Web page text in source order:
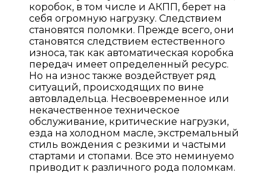
коробок, в том числе и АКПП, берет на
себя огромную нагрузку. Следствием
становятся поломки. Прежде всего, они
становятся следствием естественного
износа, так как автоматическая коробка
передач имеет определенный ресурс.
Но на износ также воздействует ряд
ситуаций, происходящих по вине
автовладельца. Несвоевременное или
некачественное техническое
обслуживание, критические нагрузки,
езда на холодном масле, экстремальный
стиль вождения с резкими и частыми
стартами и стопами. Все это неминуемо
приводит к различного рода поломкам.